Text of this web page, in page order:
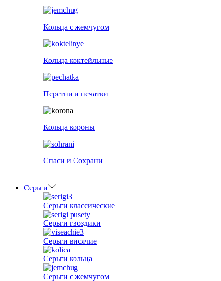
Кольца с жемчугом
Кольца коктейльные
Перстни и печатки
Кольца короны
Спаси и Сохрани
Серьги
Серьги классические
Серьги гвоздики
Серьги висячие
Серьги кольца
Серьги с жемчугом